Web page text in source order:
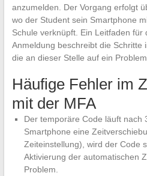
anzumelden. Der Vorgang erfolgt
wo der Student sein Smartphone
Schule verknüpft. Ein Leitfaden für
Anmeldung beschreibt die Schritte
die an dieser Stelle auf ein
Häufige Fehler im
mit der MFA
Der temporäre Code läuft nach
Smartphone eine
Zeiteinstellung), wird der Code
Aktivierung der automatischen
Problem.